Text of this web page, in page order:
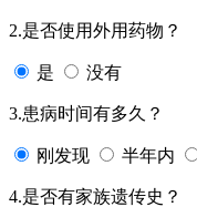
2.是否使用外用药物？
是 没有
3.患病时间有多久？
刚发现 半年内
4.是否有家族遗传史？